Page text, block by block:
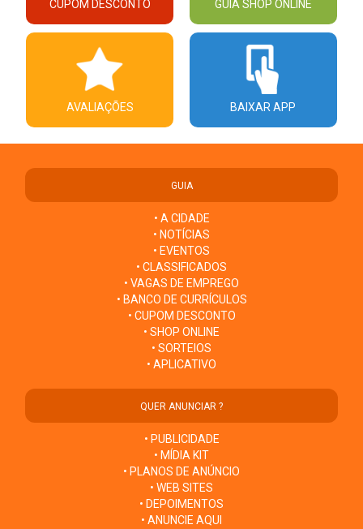
CUPOM DESCONTO GUIA SHOP ONLINE
AVALIAÇÕES BAIXAR APP
GUIA
• A CIDADE
• NOTÍCIAS
• EVENTOS
• CLASSIFICADOS
• VAGAS DE EMPREGO
• BANCO DE CURRÍCULOS
• CUPOM DESCONTO
• SHOP ONLINE
• SORTEIOS
• APLICATIVO
QUER ANUNCIAR ?
• PUBLICIDADE
• MÍDIA KIT
• PLANOS DE ANÚNCIO
• WEB SITES
• DEPOIMENTOS
• ANUNCIE AQUI